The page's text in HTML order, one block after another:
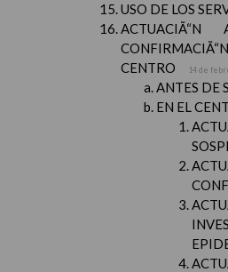
USO DE LOS
CENTRO
14 de
ANTES DE
EN EL